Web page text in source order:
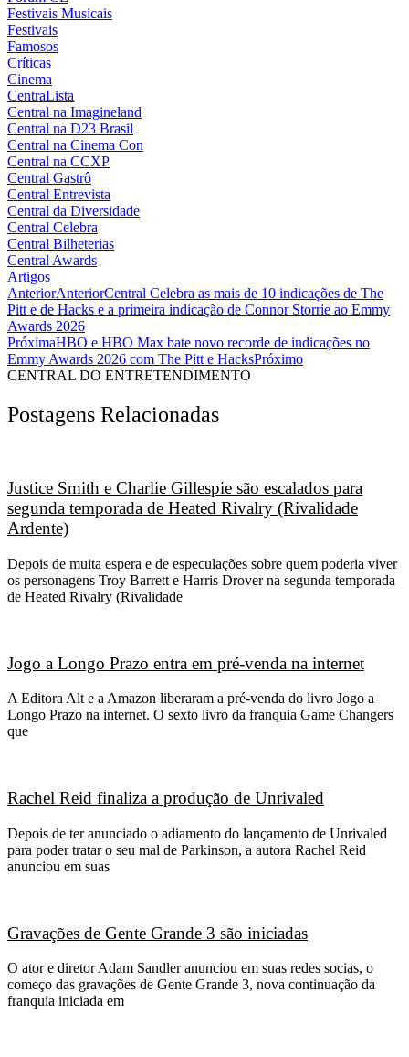
Festivais Musicais
Festivais
Famosos
Críticas
Cinema
CentraLista
Central na Imagineland
Central na D23 Brasil
Central na Cinema Con
Central na CCXP
Central Gastrô
Central Entrevista
Central da Diversidade
Central Celebra
Central Bilheterias
Central Awards
Artigos
AnteriorAnteriorCentral Celebra as mais de 10 indicações de The
Pitt e de Hacks e a primeira indicação de Connor Storrie ao Emmy
Awards 2026
PróximaHBO e HBO Max bate novo recorde de indicações no
Emmy Awards 2026 com The Pitt e HacksPróximo
CENTRAL DO ENTRETENDIMENTO
Postagens Relacionadas
Justice Smith e Charlie Gillespie são escalados para
segunda temporada de Heated Rivalry (Rivalidade
Ardente)
Depois de muita espera e de especulações sobre quem poderia viver
os personagens Troy Barrett e Harris Drover na segunda temporada
de Heated Rivalry (Rivalidade
Jogo a Longo Prazo entra em pré-venda na internet
A Editora Alt e a Amazon liberaram a pré-venda do livro Jogo a
Longo Prazo na internet. O sexto livro da franquia Game Changers
que
Rachel Reid finaliza a produção de Unrivaled
Depois de ter anunciado o adiamento do lançamento de Unrivaled
para poder tratar o seu mal de Parkinson, a autora Rachel Reid
anunciou em suas
Gravações de Gente Grande 3 são iniciadas
O ator e diretor Adam Sandler anunciou em suas redes socias, o
começo das gravações de Gente Grande 3, nova continuação da
franquia iniciada em